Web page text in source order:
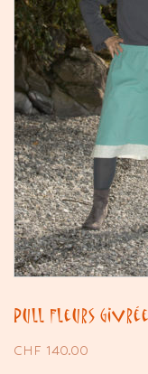
Pull Fleurs
CHF 140.00